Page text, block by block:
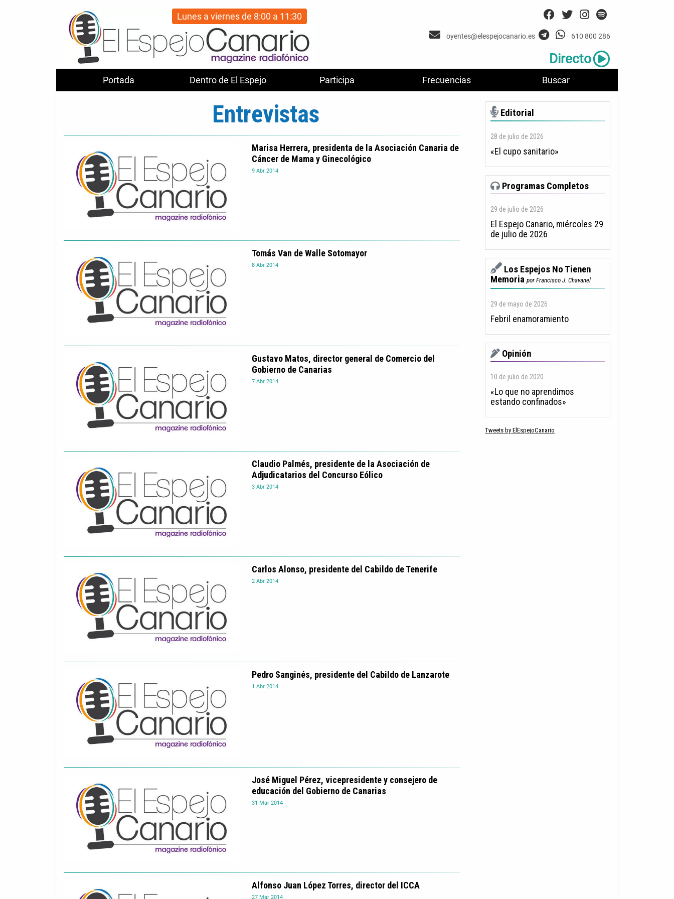
Portada Dentro de El Espejo Participa Frecuencias Buscar
Lunes a viernes de 8:00 a 11:30
oyentes@elespejocanario.es 610 800 286
Directo
Entrevistas
9 Abr 2014
Marisa Herrera, presidenta de la Asociación Canaria de
Cáncer de Mama y Ginecológico
8 Abr 2014
Tomás Van de Walle Sotomayor
7 Abr 2014
Gustavo Matos, director general de Comercio del
Gobierno de Canarias
3 Abr 2014
Claudio Palmés, presidente de la Asociación de
Adjudicatarios del Concurso Eólico
2 Abr 2014
Carlos Alonso, presidente del Cabildo de Tenerife
1 Abr 2014
Pedro Sanginés, presidente del Cabildo de Lanzarote
31 Mar 2014
José Miguel Pérez, vicepresidente y consejero de
educación del Gobierno de Canarias
27 Mar 2014
Alfonso Juan López Torres, director del ICCA
Editorial
28 de julio de 2026
«El cupo sanitario»
Programas Completos
29 de julio de 2026
El Espejo Canario, miércoles 29
de julio de 2026
Los Espejos No Tienen
Memoria por Francisco J. Chavanel
29 de mayo de 2026
Febril enamoramiento
Opinión
10 de julio de 2020
«Lo que no aprendimos
estando confinados»
Tweets by ElEspejoCanario